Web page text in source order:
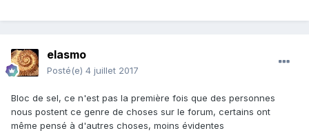
elasmo
Posté(e) 4 juillet 2017
Bloc de sel, ce n'est pas la première fois que des personnes
nous postent ce genre de choses sur le forum, certains ont
même pensé à d'autres choses, moins évidentes